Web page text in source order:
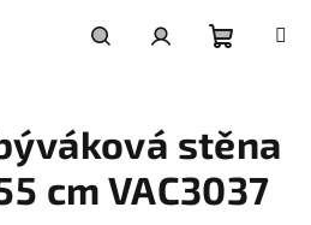
košík
stěna
cm VAC3037